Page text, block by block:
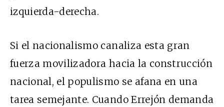
izquierda-derecha.
Si el nacionalismo canaliza esta gran
fuerza movilizadora hacia la construcción
nacional, el populismo se afana en una
tarea semejante. Cuando Errejón demanda